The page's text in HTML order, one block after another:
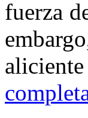
fuerza